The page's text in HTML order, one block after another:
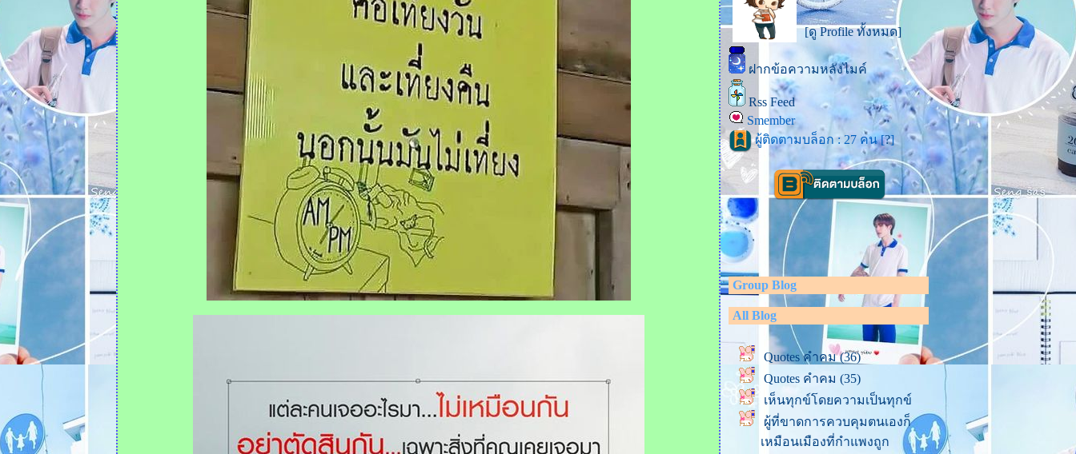
[ดู Profile ทั้งหมด]
ฝากข้อความหลังไมค์
Rss Feed
Smember
ผู้ติดตามบล็อก : 27 คน [?]
Group Blog
All Blog
Quotes คำคม (36)
Quotes คำคม (35)
เห็นทุกข์โดยความเป็นทุกข์
ผู้ที่ขาดการควบคุมตนเองก็
เหมือนเมืองที่กำแพงถูก